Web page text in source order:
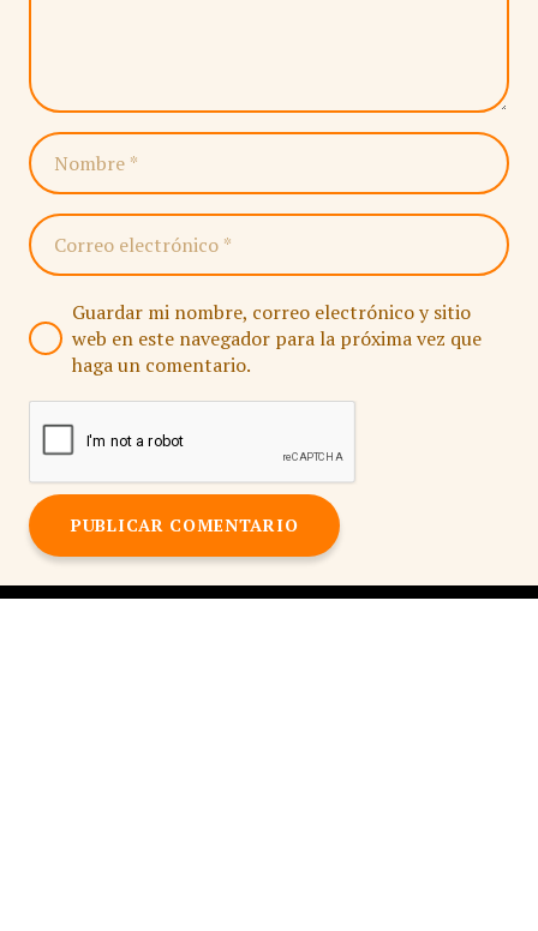
Guardar mi nombre, correo electrónico y sitio
web en este navegador para la próxima vez que
haga un comentario.
PUBLICAR COMENTARIO